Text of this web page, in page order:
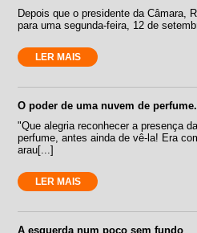
Depois que o presidente da Câmara,
para uma segunda-feira, 12 de
LER MAIS
O poder de uma nuvem de
"Que alegria reconhecer a presença
perfume, antes ainda de vê-la! Era
arau[...]
LER MAIS
A esquerda num poço sem fundo